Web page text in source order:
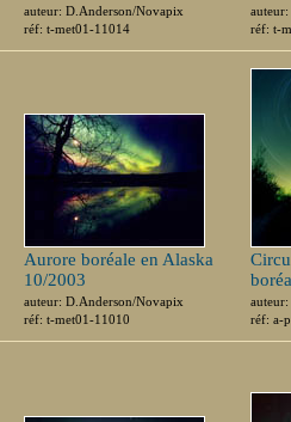
auteur: D.Anderson/Novapix
réf: t-met01-11014
réf: t-
Aurore boréale en Alaska
10/2003
auteur: D.Anderson/Novapix
réf: t-met01-11010
réf: a-